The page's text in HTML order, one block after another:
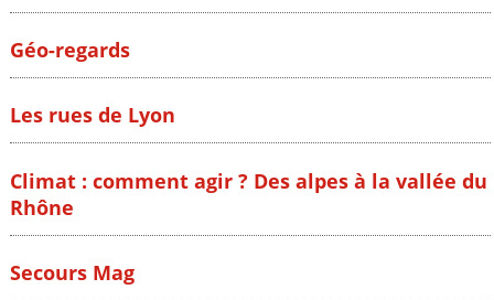
Géo-regards
Les rues de Lyon
Climat : comment agir ? Des alpes à la vallée du
Rhône
Secours Mag